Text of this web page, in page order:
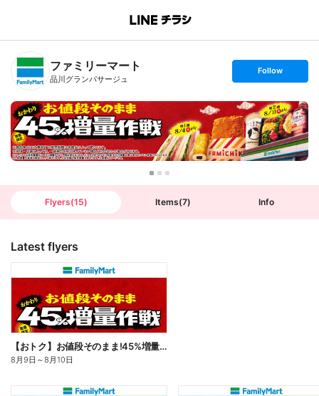
B
n
T
ファミリーマート
品川グランパサージュ
s
t
o
l
l
o
w
Follow
Flyers(15) Items(7) Info
Latest flyers
【おトク】お値段そのまま!45%増量作戦!
8月9日 ～8月10日